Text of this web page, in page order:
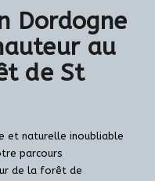
Dordogne
au
de St
et naturelle inoubliable
parcours
de la forêt de